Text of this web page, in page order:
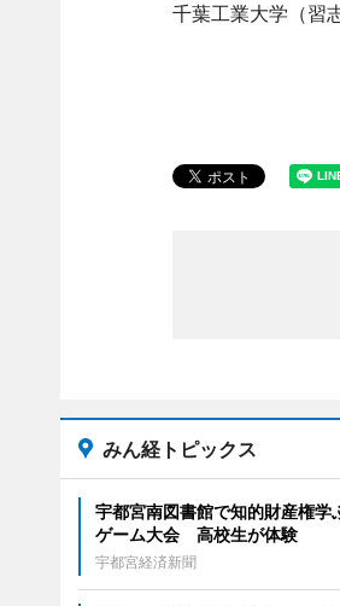
千葉工業大学（習
みん経トピックス
宇都宮南図書館で知的財産権学
ゲーム大会 高校生が体験
宇都宮経済新聞